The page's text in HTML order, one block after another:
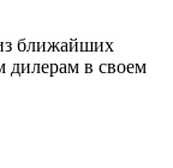
ближайших
дилерам в своем